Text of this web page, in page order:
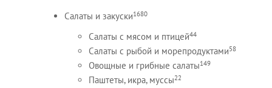
Салаты и закуски1680
Салаты с мясом и птицей44
Салаты с рыбой и морепродуктами58
Овощные и грибные салаты149
Паштеты, икра, муссы22